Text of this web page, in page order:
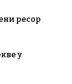
ресор
у